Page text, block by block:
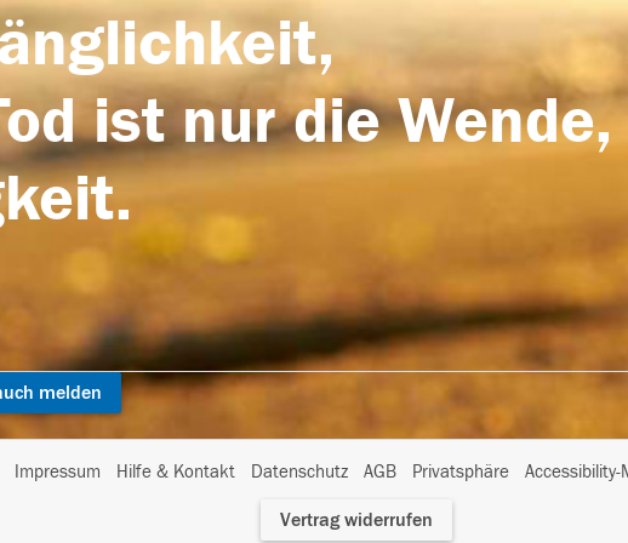
ist nur die
melden
Impressum Hilfe & Kontakt Datenschutz AGB Privatsphäre
I
Vertrag widerrufen